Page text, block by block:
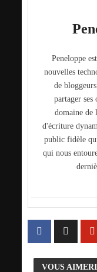
Peneloppe
nouvelles
de
partager ses
domaine de
d'écriture
public fidèle
qui nous
VOUS